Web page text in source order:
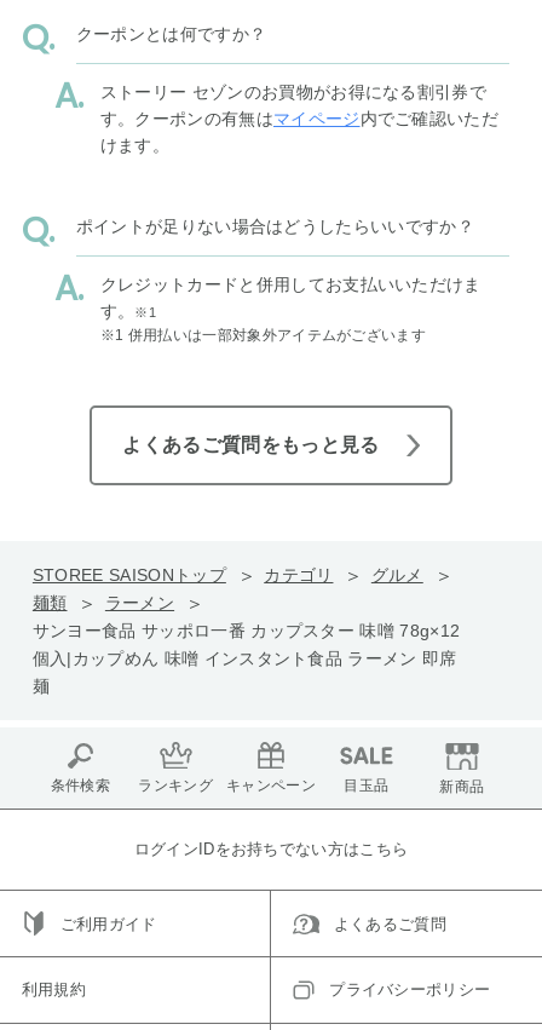
クーポンとは何ですか？
ストーリー セゾンのお買物がお得になる割引券で
す。クーポンの有無はマイページ内でご確認いただ
けます。
ポイントが足りない場合はどうしたらいいですか？
クレジットカードと併用してお支払いいただけま
す。
※1
※1 併用払いは一部対象外アイテムがございます
よくあるご質問をもっと見る
STOREE SAISONトップ カテゴリ
グルメ
麺類
ラーメン
サンヨー食品 サッポロ一番 カップスター 味噌 78g×12
個入|カップめん 味噌 インスタント食品 ラーメン 即席
麺
条件検索 ランキング キャンペーン 目玉品 新商品
ログインIDをお持ちでない方はこちら
ご利用ガイド よくあるご質問
利用規約 プライバシーポリシー